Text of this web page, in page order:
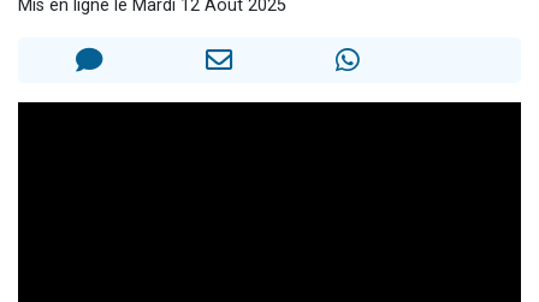
Mis en ligne le Mardi 12 Août 2025